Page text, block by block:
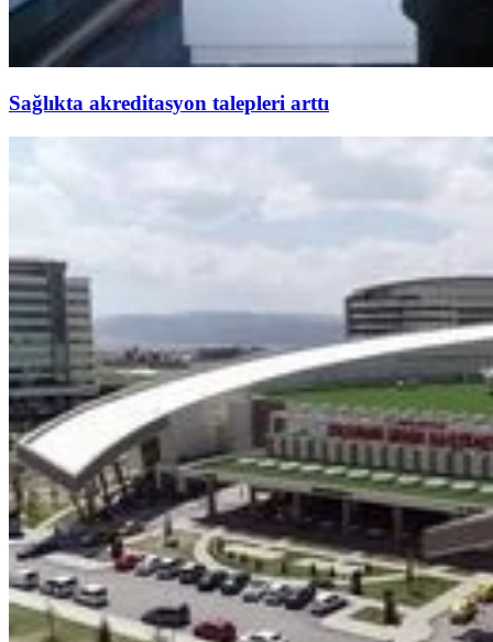
Sağlıkta akreditasyon talepleri arttı